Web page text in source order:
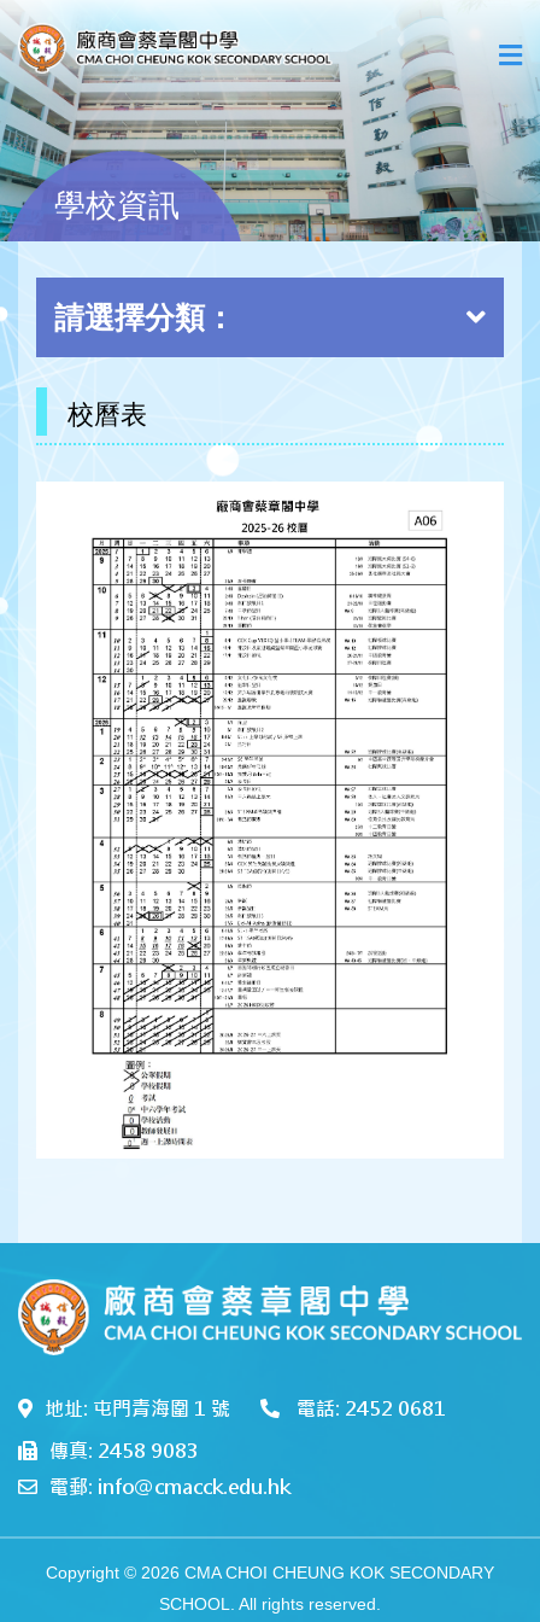
學校資訊
請選擇分類：
校曆表
地址: 屯門青海圍 1 號
電話: 2452 0681
傳真: 2458 9083
電郵: info@cmacck.edu.hk
Copyright © 2026 CMA CHOI CHEUNG KOK SECONDARY
SCHOOL. All rights reserved.